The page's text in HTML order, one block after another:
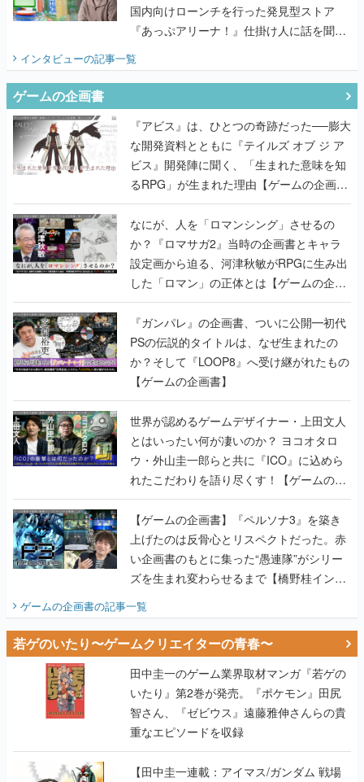
国内向けローンチを行った発見型ストア
『あっぷアリーナ！』仕掛け人に話を聞い
てみた
インタビューの記事一覧
ゲームの企画書
『アビス』は、ひとつの奇跡だった──膨大
な開発資料とともに『テイルズ オブ ジ ア
ビス』開発陣に聞く、「生まれた意味を知
るRPG」が生まれた理由【ゲームの企画
書】
なにが、人を「ロマンシング」させるの
か？『ロマサガ2』当時の企画書とキャラ
設定画から迫る、河津秋敏がRPGに生み出
した「ロマン」の正体とは【ゲームの企画
書】
『ガンパレ』の企画書、ついに公開━初代
PSの伝説的タイトルは、なぜ生まれたの
か？そして『LOOP8』へ受け継がれたもの
【ゲームの企画書】
世界が認めるゲームデザイナー・上田文人
とはいったい何が凄いのか？ ヨコオタロ
ウ・外山圭一郎らと共に『ICO』に込めら
れたこだわりを語り尽くす！【ゲームの企
画書】
【ゲームの企画書】『ペルソナ3』を築き
上げたのは反骨心とリスペクトだった。赤
い企画書のもとに集った“愚連隊”がシリー
ズを生まれ変わらせるまで【橋野桂インタ
ビュー】
ゲームの企画書の記事一覧
若ゲのいたり〜ゲームクリエイターの青春〜
田中圭一のゲーム業界取材マンガ『若ゲの
いたり』第2巻が発売。『ポケモン』田尻
智さん、『ゼビウス』遠藤雅伸さんらの貴
重なエピソードを収録
【田中圭一連載：アイマス/ガンダム 戦場